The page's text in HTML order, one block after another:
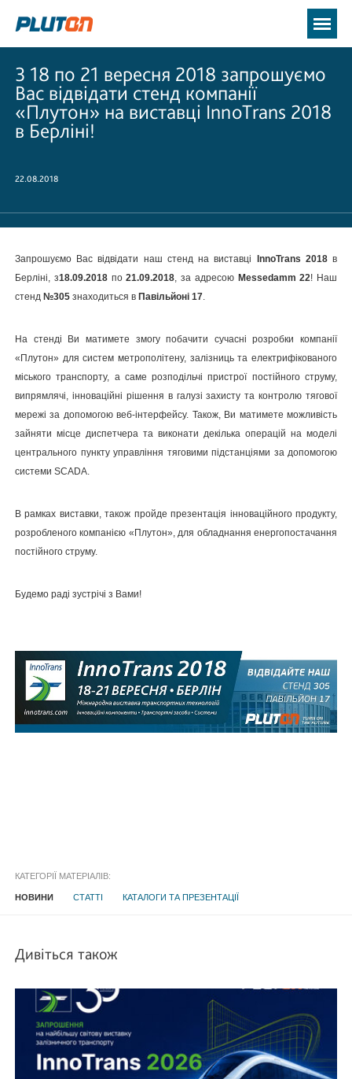
З 18 по 21 вересня 2018 запрошуємо
Вас відвідати стенд компанії
«Плутон» на виставці InnoTrans 2018
в Берліні!
22.08.2018
Запрошуємо Вас відвідати наш стенд на виставці InnoTrans 2018в
Берліні, з18.09.2018по21.09.2018, за адресою Messedamm 22! Наш
стенд №305 знаходиться в Павільйоні 17.
На стенді Ви матимете змогу побачити сучасні розробки компанії
«Плутон» для систем метрополітену, залізниць та електрифікованого
міського транспорту, а саме розподільчі пристрої постійного струму,
випрямлячі, інноваційні рішення в галузі захисту та контролю тягової
мережі за допомогою веб-інтерфейсу. Також, Ви матимете можливість
зайняти місце диспетчера та виконати декілька операцій на моделі
центрального пункту управління тяговими підстанціями за допомогою
системи SCADA.
В рамках виставки, також пройде презентація інноваційного продукту,
розробленого компанією «Плутон», для обладнання енергопостачання
постійного струму.
Будемо раді зустрічі з Вами!
КАТЕГОРІЇ МАТЕРІАЛІВ:
НОВИНИ СТАТТІ КАТАЛОГИ ТА ПРЕЗЕНТАЦІЇ
Дивіться також